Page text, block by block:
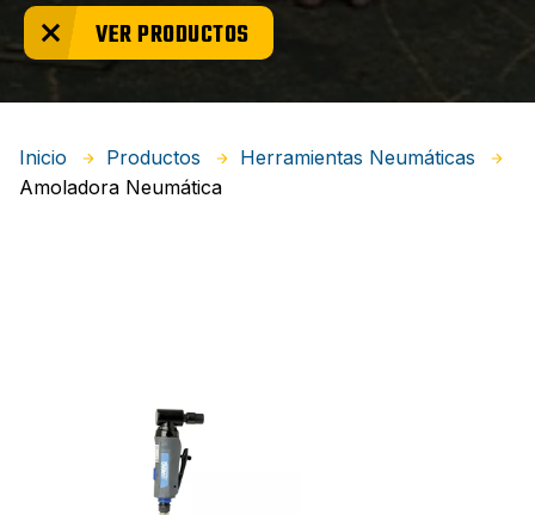
VER PRODUCTOS
Inicio Productos
Herramientas Neumáticas
Amoladora Neumática